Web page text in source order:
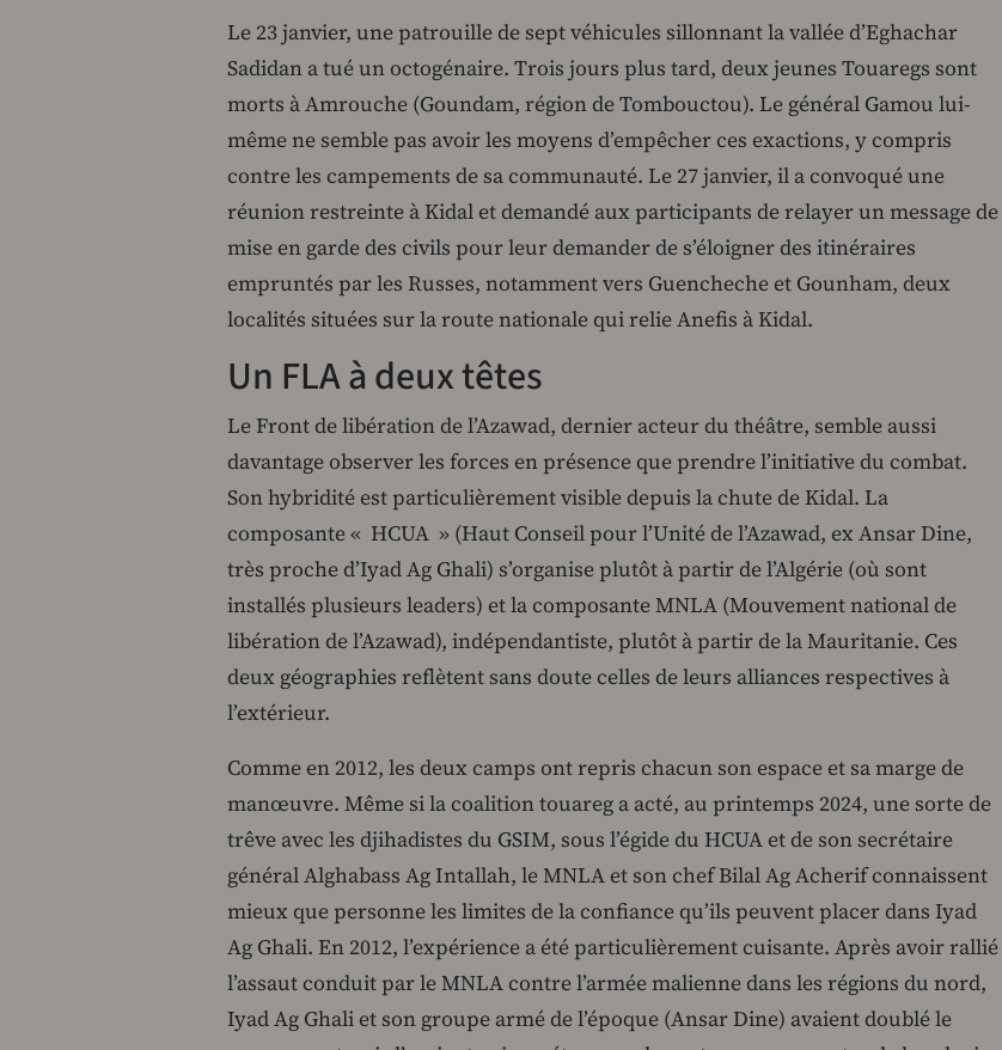
Le 23 janvier, une patrouille de sept véhicules sillonnant la vallée d’Eghachar
Sadidan a tué un octogénaire. Trois jours plus tard, deux jeunes Touaregs sont
morts à Amrouche (Goundam, région de Tombouctou). Le général Gamou lui-
même ne semble pas avoir les moyens d’empêcher ces exactions, y compris
contre les campements de sa communauté. Le 27 janvier, il a convoqué une
réunion restreinte à Kidal et demandé aux participants de relayer un message de
mise en garde des civils pour leur demander de s’éloigner des itinéraires
empruntés par les Russes, notamment vers Guencheche et Gounham, deux
localités situées sur la route nationale qui relie Anefis à Kidal.
Un FLA à deux têtes
Le Front de libération de l’Azawad, dernier acteur du théâtre, semble aussi
davantage observer les forces en présence que prendre l’initiative du combat.
Son hybridité est particulièrement visible depuis la chute de Kidal. La
composante « HCUA » (Haut Conseil pour l’Unité de l’Azawad, ex Ansar Dine,
très proche d’Iyad Ag Ghali) s’organise plutôt à partir de l’Algérie (où sont
installés plusieurs leaders) et la composante MNLA (Mouvement national de
libération de l’Azawad), indépendantiste, plutôt à partir de la Mauritanie. Ces
deux géographies reflètent sans doute celles de leurs alliances respectives à
l’extérieur.
Comme en 2012, les deux camps ont repris chacun son espace et sa marge de
manœuvre. Même si la coalition touareg a acté, au printemps 2024, une sorte de
trêve avec les djihadistes du GSIM, sous l’égide du HCUA et de son secrétaire
général Alghabass Ag Intallah, le MNLA et son chef Bilal Ag Acherif connaissent
mieux que personne les limites de la confiance qu’ils peuvent placer dans Iyad
Ag Ghali. En 2012, l’expérience a été particulièrement cuisante. Après avoir rallié
l’assaut conduit par le MNLA contre l’armée malienne dans les régions du nord,
Iyad Ag Ghali et son groupe armé de l’époque (Ansar Dine) avaient doublé le